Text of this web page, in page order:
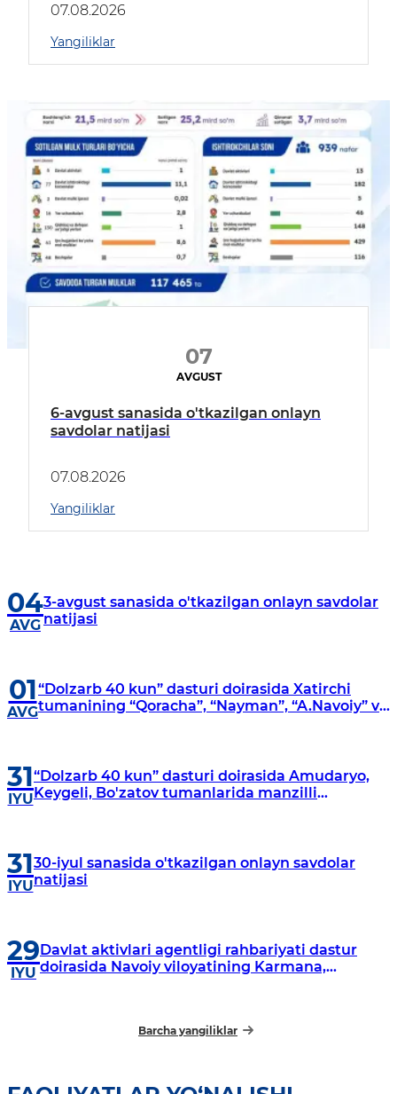
07.08.2026
Yangiliklar
07
AVGUST
6-avgust sanasida o'tkazilgan onlayn
savdolar natijasi
07.08.2026
Yangiliklar
04
AVG
3-avgust sanasida o'tkazilgan onlayn savdolar
natijasi
01
AVG
“Dolzarb 40 kun” dasturi doirasida Xatirchi
tumanining “Qoracha”, “Nayman”, “A.Navoiy” va
31
IYU
“Dolzarb 40 kun” dasturi doirasida Amudaryo,
Keygeli, Bo'zatov tumanlarida manzilli
31
IYU
30-iyul sanasida o'tkazilgan onlayn savdolar
natijasi
29
IYU
Davlat aktivlari agentligi rahbariyati dastur
doirasida Navoiy viloyatining Karmana,
Barcha yangiliklar